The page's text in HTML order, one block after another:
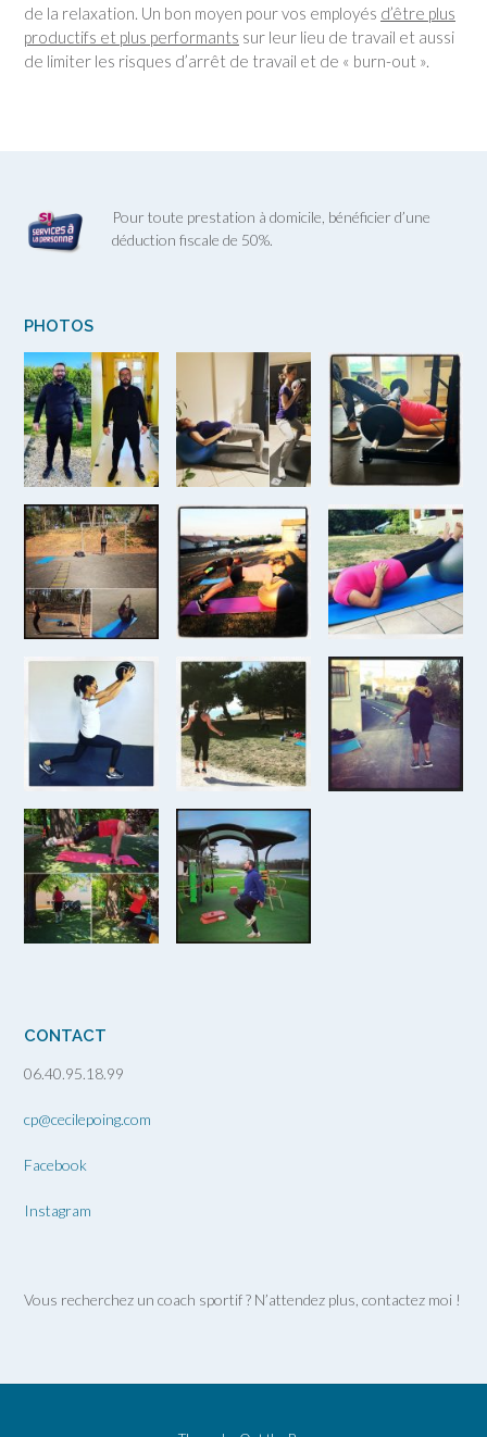
de la relaxation. Un bon moyen pour vos employés d’être plus
productifs et plus performants sur leur lieu de travail et aussi
de limiter les risques d’arrêt de travail et de « burn-out ».
Pour toute prestation à domicile, bénéficier d’une
déduction fiscale de 50%.
PHOTOS
CONTACT
06.40.95.18.99
cp@cecilepoing.com
Facebook
Instagram
Vous recherchez un coach sportif ? N’attendez plus, contactez moi !